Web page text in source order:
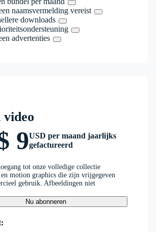
naamsvermelding vereist
downloads
advertenties
video
9USD per maand jaarlijks
gefactureerd
tot onze volledige collectie
motion graphics die zijn vrijgegeven
gebruik. Afbeeldingen niet
Nu abonneren